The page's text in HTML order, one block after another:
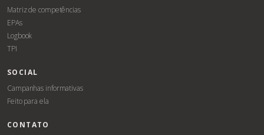
Matriz de competências
EPAs
Logbook
TPI
SOCIAL
Campanhas informativas
Feito para ela
CONTATO